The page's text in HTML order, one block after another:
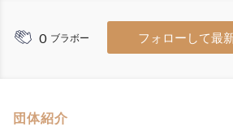
0 ブラボー フォローして最
団体紹介